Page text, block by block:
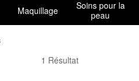
Maquillage
Soins pour la
peau
amika Accessoires
1 Résultat